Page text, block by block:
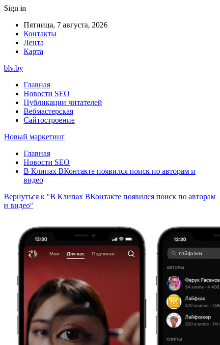
Sign in
Пятница, 7 августа, 2026
Контакты
Лента
Карта
blv.by
Главная
Новости SEO
Публикации читателей
Вебмастерская
Сайтостроение
Новый маркетинг
Главная
Новости SEO
В Клипах ВКонтакте появился поиск по авторам и
видео
Вернуться к "В Клипах ВКонтакте появился поиск по авторам
и видео"